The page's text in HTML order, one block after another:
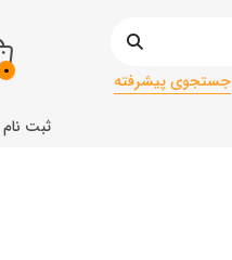
جستجوی پیشرفته 0
ثبت نام